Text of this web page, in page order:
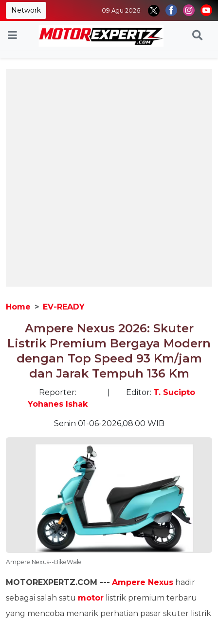
Network 09 Agu 2026
Home EV-READY
Ampere Nexus 2026: Skuter
Listrik Premium Bergaya Modern
dengan Top Speed 93 Km/jam
dan Jarak Tempuh 136 Km
Reporter:
Yohanes Ishak
Editor: T. Sucipto
Senin 01-06-2026,08:00 WIB
Ampere Nexus--BikeWale
MOTOREXPERTZ.COM --- Ampere Nexus hadir
sebagai salah satu motor listrik premium terbaru
yang mencoba menarik perhatian pasar skuter listrik